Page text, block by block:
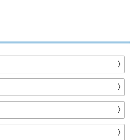
〉
〉
〉
〉